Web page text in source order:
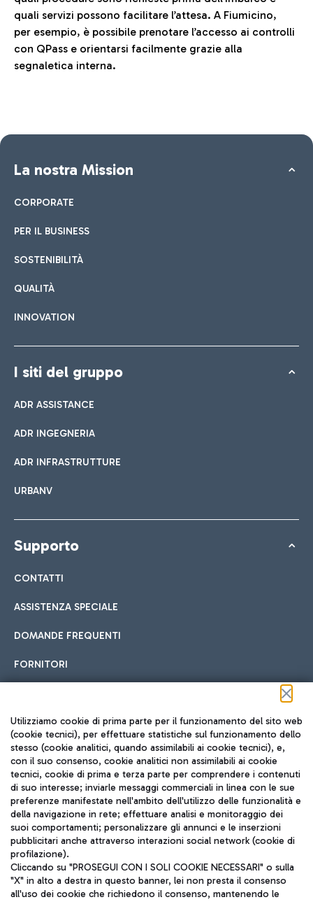
quali servizi possono facilitare l’attesa. A Fiumicino,
per esempio, è possibile prenotare l’accesso ai controlli
con QPass e orientarsi facilmente grazie alla
segnaletica interna.
La nostra Mission
CORPORATE
PER IL BUSINESS
SOSTENIBILITÀ
QUALITÀ
INNOVATION
I siti del gruppo
ADR ASSISTANCE
ADR INGEGNERIA
ADR INFRASTRUTTURE
URBANV
Supporto
CONTATTI
ASSISTENZA SPECIALE
DOMANDE FREQUENTI
FORNITORI
Seguici sui social
TRAVEL JOURNAL
ITA
Utilizziamo cookie di prima parte per il funzionamento del sito web
(cookie tecnici), per effettuare statistiche sul funzionamento dello
stesso (cookie analitici, quando assimilabili ai cookie tecnici), e,
con il suo consenso, cookie analitici non assimilabili ai cookie
tecnici, cookie di prima e terza parte per comprendere i contenuti
di suo interesse; inviarle messaggi commerciali in linea con le sue
preferenze manifestate nell'ambito dell'utilizzo delle funzionalità e
della navigazione in rete; effettuare analisi e monitoraggio dei
suoi comportamenti; personalizzare gli annunci e le inserzioni
pubblicitari anche attraverso interazioni social network (cookie di
profilazione).
Cliccando su "PROSEGUI CON I SOLI COOKIE NECESSARI" o sulla
"X" in alto a destra in questo banner, lei non presta il consenso
all'uso dei cookie che richiedono il consenso, mantenendo le